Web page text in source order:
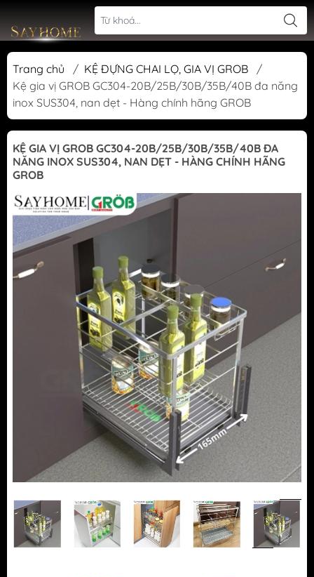
Trang chủ / KỆ ĐỰNG CHAI LỌ, GIA VỊ GROB
/
Kệ gia vị GROB GC304-20B/25B/30B/35B/40B đa năng
inox SUS304, nan dẹt - Hàng chính hãng GROB
KỆ GIA VỊ GROB GC304-20B/25B/30B/35B/40B ĐA
NĂNG INOX SUS304, NAN DẸT - HÀNG CHÍNH HÃNG
GROB